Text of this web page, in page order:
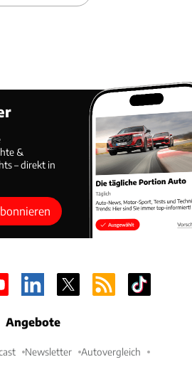
&
– direkt in
Angebote
Newsletter Autovergleich